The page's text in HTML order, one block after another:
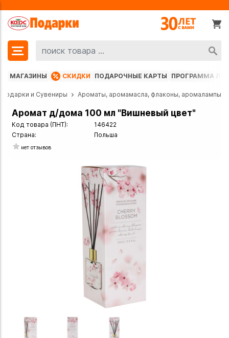
МАГАЗИНЫ СКИДКИ ПОДАРОЧНЫЕ КАРТЫ ПРОГРАММА
Подарки и Сувениры Ароматы, аромамасла, флаконы, аромалампы
Аромат д/дома 100 мл "Вишневый цвет"
Код товара (ПНТ):
146422
Страна:
Польша
нет отзывов